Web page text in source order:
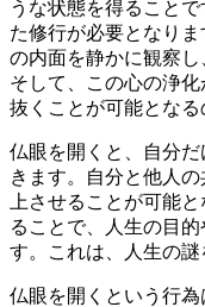
うな状態を得ること
た修行が必要となり
の内面を静かに観察し
そして、この心の浄
抜くことが可能となる
仏眼を開くと、自分
きます。自分と他人
上させることが可能
ることで、人生の目
す。これは、人生の謎
仏眼を開くという行